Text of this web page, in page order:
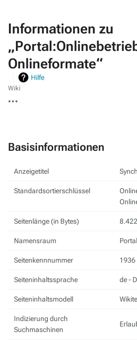
Informationen zu
Onlineformate“
Hilfe
Wiki
Aktionen
Basisinformationen
Anzeigetitel
Standardsortierschlüssel
Seitenlänge (in Bytes) 8.422
Namensraum Portal
Seitenkennnummer 1936
Seiteninhaltssprache de -
Seiteninhaltsmodell
Indizierung durch
Suchmaschinen